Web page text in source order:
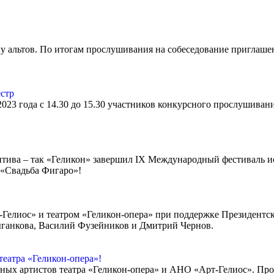
альтов. По итогам прослушивания на собеседование
года с 14.30 до 15.30 участников конкурсного
– так «Геликон» завершил IX Международный
Фигаро»!
и театром «Геликон-опера» при поддержке
Василий Фузейников и Дмитрий Чернов.
«Геликон-опера»!
артистов театра «Геликон-опера» и АНО «Арт-Гелиос».